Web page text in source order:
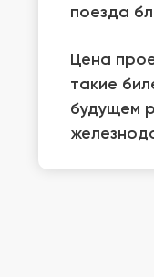
поезда
Цена
такие
будущем